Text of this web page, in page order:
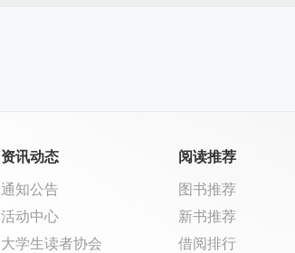
资讯动态
通知公告
活动中心
大学生读者协会
阅读推荐
图书推荐
新书推荐
借阅排行